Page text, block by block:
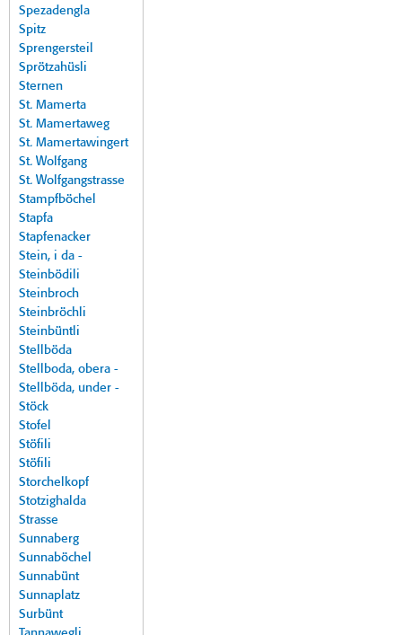
Spezadengla
Spitz
Sprengersteil
Sprötzahüsli
Sternen
St. Mamerta
St. Mamertaweg
St. Mamertawingert
St. Wolfgang
St. Wolfgangstrasse
Stampfböchel
Stapfa
Stapfenacker
Stein, i da -
Steinbödili
Steinbroch
Steinbröchli
Steinbüntli
Stellböda
Stellboda, obera -
Stellböda, under -
Stöck
Stofel
Stöfili
Stöfili
Storchelkopf
Stotzighalda
Strasse
Sunnaberg
Sunnaböchel
Sunnabünt
Sunnaplatz
Surbünt